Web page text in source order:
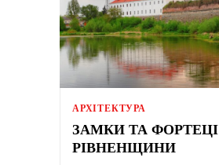
АРХІТЕКТУРА
ЗАМКИ ТА ФОРТЕЦІ
РІВНЕНЩИНИ